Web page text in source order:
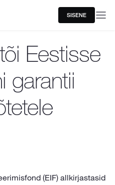
SISENE
Eestisse
garantii
(EIF) allkirjastasid